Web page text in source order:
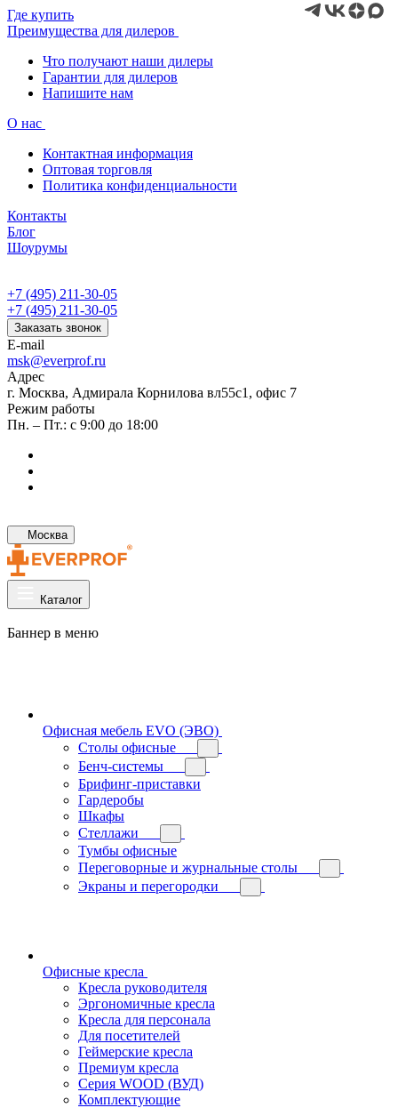
Где купить
Преимущества для дилеров
Что получают наши дилеры
Гарантии для дилеров
Напишите нам
О нас
Контактная информация
Оптовая торговля
Политика конфиденциальности
Контакты
Блог
Шоурумы
+7 (495) 211-30-05
+7 (495) 211-30-05
Заказать звонок
E-mail
msk@everprof.ru
Адрес
г. Москва, Адмирала Корнилова вл55с1, офис 7
Режим работы
Пн. – Пт.: с 9:00 до 18:00
Москва
Каталог
Баннер в меню
Офисная мебель EVO (ЭВО)
Cтолы офисные
Бенч-системы
Брифинг-приставки
Гардеробы
Шкафы
Стеллажи
Тумбы офисные
Переговорные и журнальные столы
Экраны и перегородки
Офисные кресла
Кресла руководителя
Эргономичные кресла
Кресла для персонала
Для посетителей
Геймерские кресла
Премиум кресла
Серия WOOD (ВУД)
Комплектующие